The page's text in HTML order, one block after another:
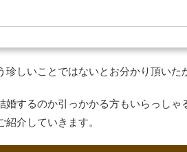
しいことではないとお分かり頂いた
婚するのか引っかかる方もいらっしゃ
介していきます。